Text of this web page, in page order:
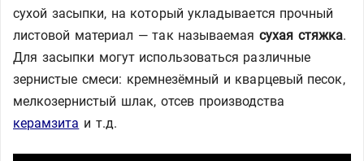
сухой засыпки, на который укладывается прочный
листовой материал — так называемаясухая стяжка.
Для засыпки могут использоваться различные
зернистые смеси: кремнезёмный и кварцевый песок,
мелкозернистый шлак, отсев производства
керамзита и т.д.